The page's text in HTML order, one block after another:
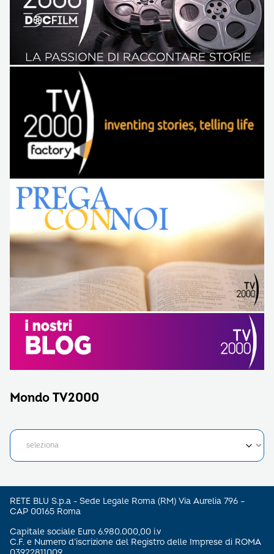
Mondo TV2000
RETE BLU S.p.a - Sede Legale Roma (RM) Via Aurelia 796 –
CAP 00165 Roma
Capitale sociale Euro 6.980.000,00 i.v
C.F. e Numero d’iscrizione del Registro delle Imprese di ROMA